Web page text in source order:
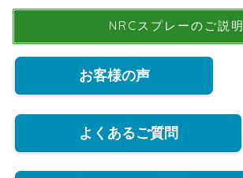
NRCスプレーのご説明
お客様の声
よくあるご質問